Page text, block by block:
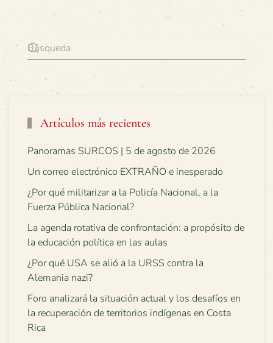
Artículos más recientes
Panoramas SURCOS | 5 de agosto de 2026
Un correo electrónico EXTRAÑO e inesperado
¿Por qué militarizar a la Policía Nacional, a la
Fuerza Pública Nacional?
La agenda rotativa de confrontación: a propósito de
la educación política en las aulas
¿Por qué USA se alió a la URSS contra la
Alemania nazi?
Foro analizará la situación actual y los desafíos en
la recuperación de territorios indígenas en Costa
Rica